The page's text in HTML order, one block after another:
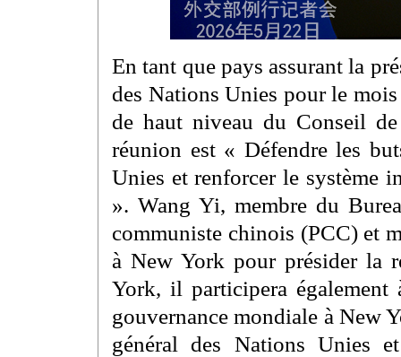
En tant que pays assurant la
des Nations Unies pour le
de haut niveau du Conseil
réunion est « Défendre les
Unies et renforcer le système
». Wang Yi, membre du
communiste chinois (PCC) et
à New York pour présider la
York, il participera
gouvernance mondiale à New
général des Nations Unies